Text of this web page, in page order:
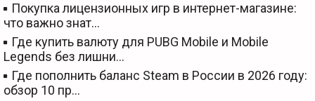
Покупка лицензионных игр в интернет-магазине:
что важно знат…
Где купить валюту для PUBG Mobile и Mobile
Legends без лишни…
Где пополнить баланс Steam в России в 2026 году:
обзор 10 пр…